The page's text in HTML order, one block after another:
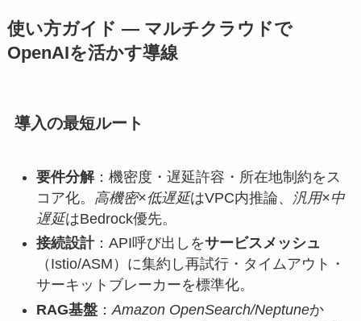
使い方ガイド — マルチクラウドで
OpenAIを活かす導線
導入の最短ルート
要件分解：機密度・遅延許容・所在地制約をス
コア化。
高機密×低遅延はVPC内推論、
汎用×中
遅延はBedrock優先。
接続設計：API呼び出しをサービスメッシュ
（Istio/ASM）に集約し再試行・タイムアウト・
サーキットブレーカーを標準化。
RAG基盤： Amazon OpenSearch/Neptuneか